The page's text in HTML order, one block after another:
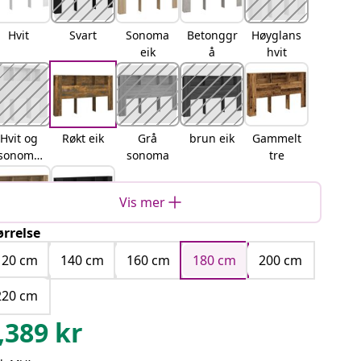
Hvit Svart
Sonoma
eik
Betonggr
å
Høyglans
hvit
Hvit og
eik
Røkt eik
Grå
sonoma
brun eik
Gammelt
tre
artisan
eik
Svart eik
Vis mer
cm
140 cm 160 cm 180 cm
200 cm
cm
kr